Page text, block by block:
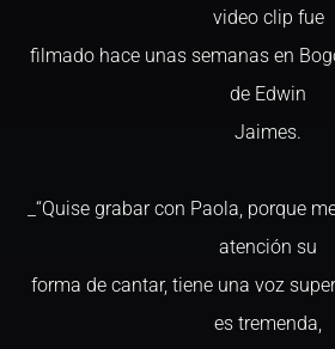
video clip fue
filmado hace unas semanas en
de Edwin
Jaimes.
_“Quise grabar con Paola, porque
atención su
forma de cantar, tiene una voz
es tremenda,